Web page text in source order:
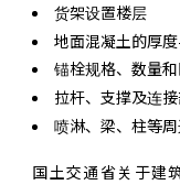
货架设置楼层
地面混凝土的厚
锚栓规格、数量
拉杆、支撑及连
喷淋、梁、柱等
国土交通省关于建